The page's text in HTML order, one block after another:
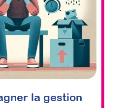
la gestion